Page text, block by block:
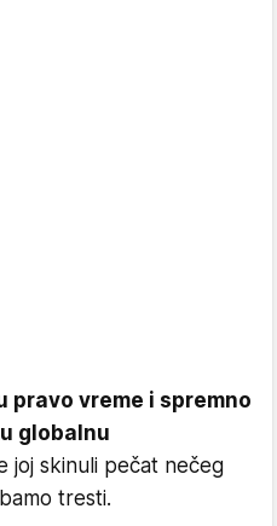
pravo vreme i spremno
globalnu
joj skinuli pečat nečeg
tresti.